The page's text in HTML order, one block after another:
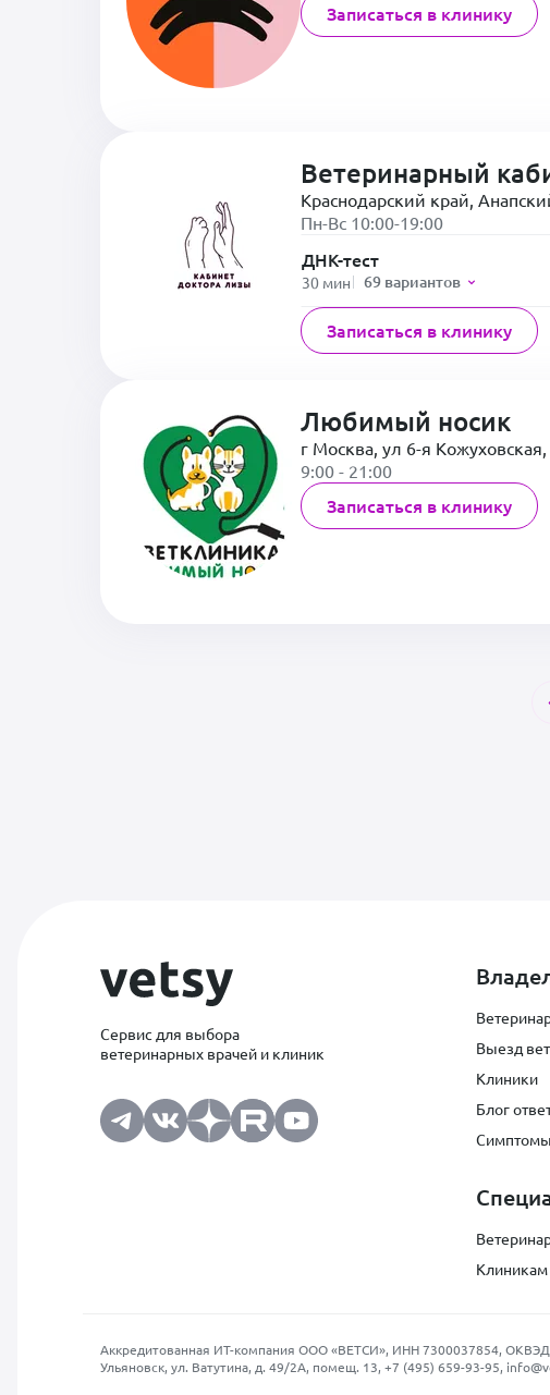
Записаться в клинику
Ветеринарный
Краснодарский край,
Пн-Вс 10:00-19:00
ДНК-тест
30 мин 69 вариантов
Записаться в клинику
Любимый носик
г Москва, ул 6-я Кожуховская,
9:00 - 21:00
Записаться в клинику
Сервис для выбора
ветеринарных врачей и клиник
Выезд
Клиники
Блог
Симптомы
Клиникам
Аккредитованная ИТ-компания ООО «ВЕТСИ», ИНН 7300037854, ОКВЭД
Ульяновск, ул. Ватутина, д. 49/2А, помещ. 13, +7 (495) 659-93-95,